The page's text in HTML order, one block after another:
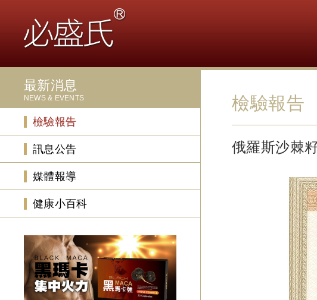
最新消息
NEWS & EVENTS
檢驗報告
訊息公告
媒體報導
健康小百科
檢驗報告
俄羅斯沙棘